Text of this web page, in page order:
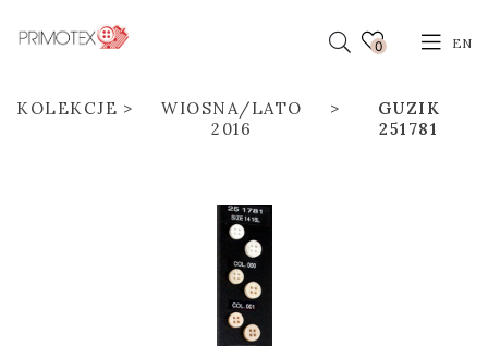
0 EN
KOLEKCJE
WIOSNA/LATO
2016
GUZIK
251781